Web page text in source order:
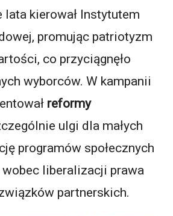
lata kierował Instytutem
promując patriotyzm
co przyciągnęło
wyborców. W kampanii
reformy
ulgi dla małych
programów społecznych
liberalizacji prawa
partnerskich.